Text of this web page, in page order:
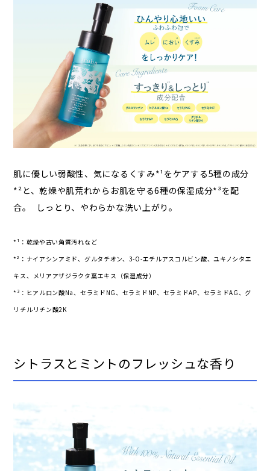
肌に​優しい​弱酸性、​気に​なるく​すみ*¹を​ケアする​5種の​成分
*²と、​乾燥や​肌荒れから​お肌を​守る​6種の​保湿成分*³を​配
合。​ しっとり、​やわらかな​洗い​上がり。​​
*¹：乾燥や​古い​角質汚れなど​
*²：ナイアシンアミド、​グルタチオン、​3-O-エチルアスコルビン酸、​ユキノシタエ
キス、​メリアアザジラクタ葉エキス​（保湿成分）
*³：ヒアルロン酸Na、​セラミドNG、​セラミドNP、​セラミドAP、​セラミドAG、​グ
リチルリチン酸2K
シトラスと​ミントの​フレッシュな​香り